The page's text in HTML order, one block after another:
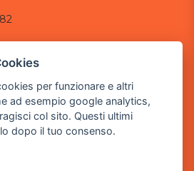
per funzionare e altri
ad esempio google analytics,
col sito. Questi ultimi
dopo il tuo consenso.